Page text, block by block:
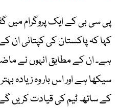
پی سی بی کے ایک پروگرام میں
کہا کہ پاکستان کی کپتانی ان
ہے۔ ان کے مطابق انہوں نے
سیکھا ہے اور اس بار وہ زیادہ
کے ساتھ ٹیم کی قیادت کریں